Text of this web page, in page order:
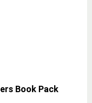
Book Pack